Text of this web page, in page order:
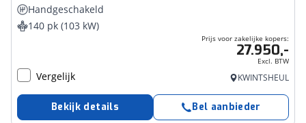
Handgeschakeld
140 pk (103 kW)
Prijs voor zakelijke kopers:
27.950,-
Excl. BTW
Vergelijk KWINTSHEUL
Bekijk details Bel aanbieder